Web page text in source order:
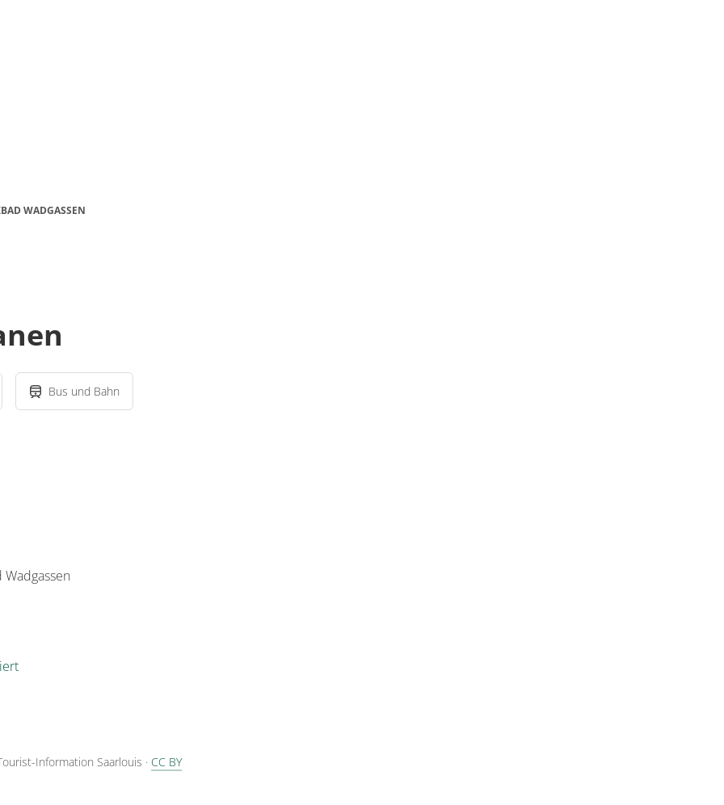
WADGASSEN
Bus und Bahn
Information Saarlouis · CC BY